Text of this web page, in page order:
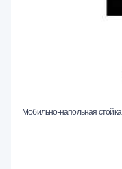
Мобильно-напольная